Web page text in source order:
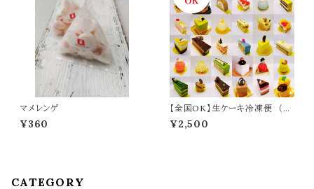
マメレンゲ
¥360
【全国OK】生ケーキ冷凍便 （全
1回：8/29(土）発送）※必ず注意
事項をご覧ください
¥2,500
CATEGORY